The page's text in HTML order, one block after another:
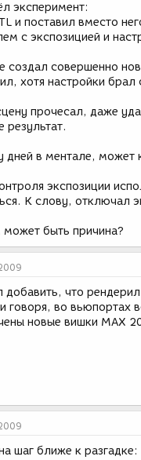
эксперимент:
и поставил вместо
с экспозицией и
создал совершенно
хотя настройки
прочесал, даже
результат.
дней в ментале, может
экспозиции
К слову, отключал
может быть причина?
добавить, что
говоря, во вьюпортах
новые вишки MAX
шаг ближе к разгадке: